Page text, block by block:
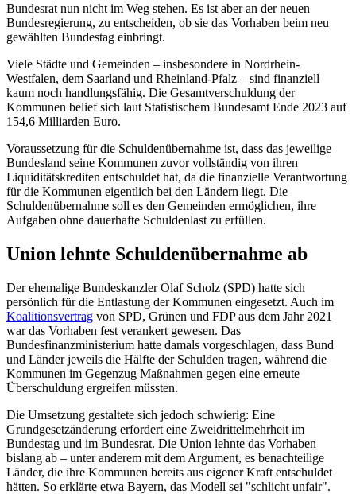
Bundesrat nun nicht im Weg stehen. Es ist aber an der neuen
Bundesregierung, zu entscheiden, ob sie das Vorhaben beim neu
gewählten Bundestag einbringt.
Viele Städte und Gemeinden – insbesondere in Nordrhein-
Westfalen, dem Saarland und Rheinland-Pfalz – sind finanziell
kaum noch handlungsfähig. Die Gesamtverschuldung der
Kommunen belief sich laut Statistischem Bundesamt Ende 2023 auf
154,6 Milliarden Euro.
Voraussetzung für die Schuldenübernahme ist, dass das jeweilige
Bundesland seine Kommunen zuvor vollständig von ihren
Liquiditätskrediten entschuldet hat, da die finanzielle Verantwortung
für die Kommunen eigentlich bei den Ländern liegt. Die
Schuldenübernahme soll es den Gemeinden ermöglichen, ihre
Aufgaben ohne dauerhafte Schuldenlast zu erfüllen.
Union lehnte Schuldenübernahme ab
Der ehemalige Bundeskanzler Olaf Scholz (SPD) hatte sich
persönlich für die Entlastung der Kommunen eingesetzt. Auch im
Koalitionsvertrag von SPD, Grünen und FDP aus dem Jahr 2021
war das Vorhaben fest verankert gewesen. Das
Bundesfinanzministerium hatte damals vorgeschlagen, dass Bund
und Länder jeweils die Hälfte der Schulden tragen, während die
Kommunen im Gegenzug Maßnahmen gegen eine erneute
Überschuldung ergreifen müssten.
Die Umsetzung gestaltete sich jedoch schwierig: Eine
Grundgesetzänderung erfordert eine Zweidrittelmehrheit im
Bundestag und im Bundesrat. Die Union lehnte das Vorhaben
bislang ab – unter anderem mit dem Argument, es benachteilige
Länder, die ihre Kommunen bereits aus eigener Kraft entschuldet
hätten. So erklärte etwa Bayern, das Modell sei "schlicht unfair".